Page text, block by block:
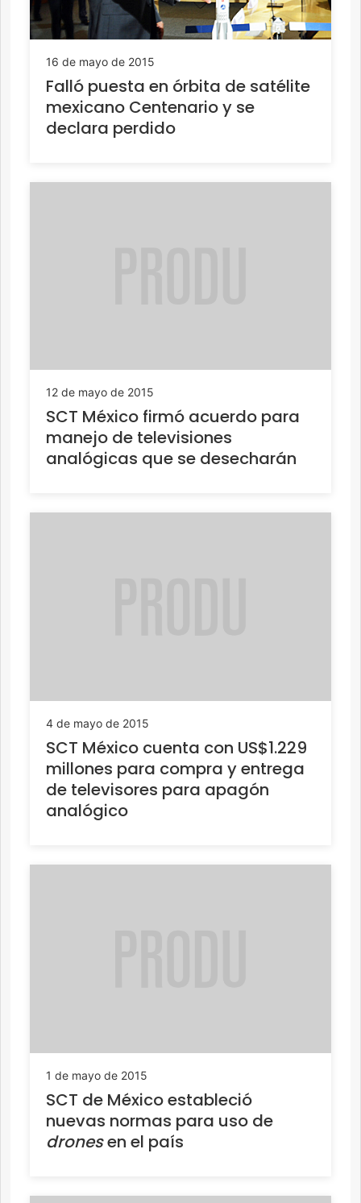
16 de mayo de 2015
Falló puesta en órbita de satélite
mexicano Centenario y se
declara perdido
12 de mayo de 2015
SCT México firmó acuerdo para
manejo de televisiones
analógicas que se desecharán
4 de mayo de 2015
SCT México cuenta con US$1.229
millones para compra y entrega
de televisores para apagón
analógico
1 de mayo de 2015
SCT de México estableció
nuevas normas para uso de
dronesen el país